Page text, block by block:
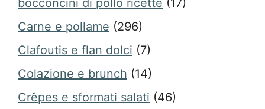
bocconcini di pollo ricette (17)
Carne e pollame (296)
Clafoutis e flan dolci (7)
Colazione e brunch (14)
Crêpes e sformati salati (46)